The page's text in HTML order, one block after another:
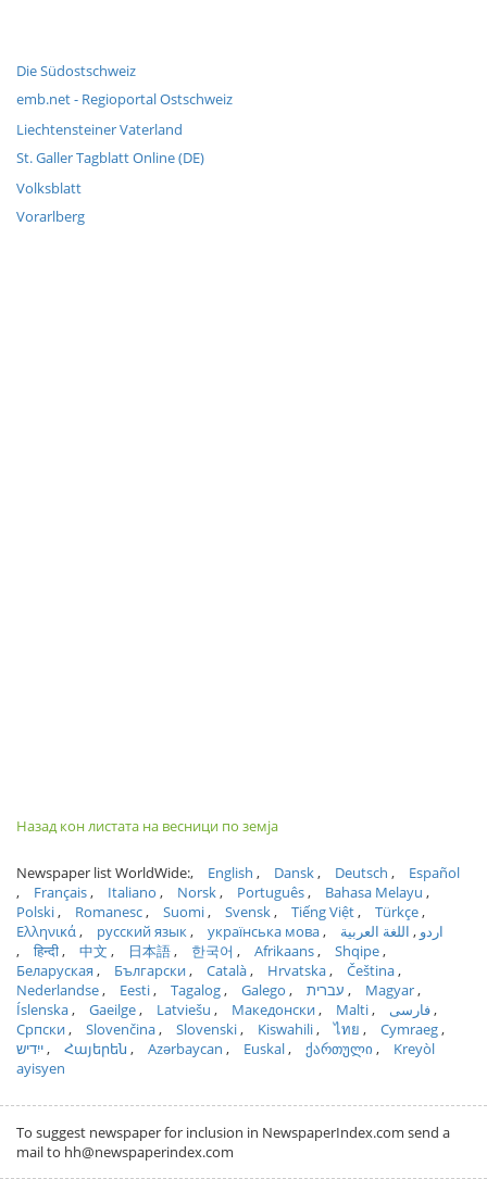
Die Südostschweiz
emb.net - Regioportal Ostschweiz
Liechtensteiner Vaterland
St. Galler Tagblatt Online (DE)
Volksblatt
Vorarlberg
Назад кон листата на весници по земја
Newspaper list WorldWide: English Dansk Deutsch
Español
Français
Italiano Norsk Português
Bahasa Melayu
Polski
Romanesc Suomi Svensk Tiếng Việt
Türkçe
Ελληνικά
русский язык українська мова اردو
اللغة العربية
हिन्दी
中文 日本語 한국어 Afrikaans
Shqipe
Беларуская
Български Català Hrvatska
Čeština
Nederlandse
Eesti Tagalog Galego עברית
Magyar
Íslenska
Gaeilge Latviešu Македонски Malti
فارسی
Српски
Slovenčina Slovenski Kiswahili ไทย
Cymraeg
ייִדיש
Հայերեն Azərbaycan Euskal ქართული
Kreyòl
ayisyen
To suggest newspaper for inclusion in NewspaperIndex.com send a
mail to hh@newspaperindex.com